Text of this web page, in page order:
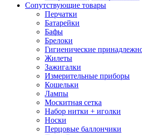
Сопутствующие товары
Перчатки
Батарейки
Бафы
Брелоки
Гигиенические
Жилеты
Зажигалки
Измерительные приборы
Кошельки
Лампы
Москитная сетка
Набор нитки + иголки
Носки
Перцовые баллончики